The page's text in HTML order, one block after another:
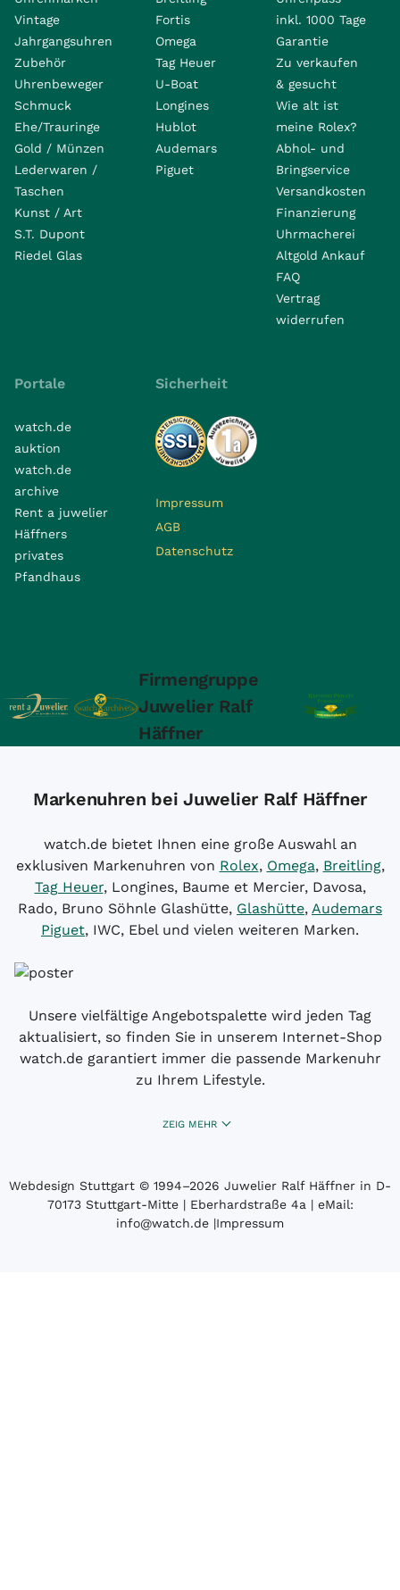
Vintage
Jahrgangsuhren
Zubehör
Uhrenbeweger
Schmuck
Ehe/Trauringe
Gold / Münzen
Lederwaren /
Taschen
Kunst / Art
S.T. Dupont
Riedel Glas
Fortis
Omega
Tag Heuer
U-Boat
Longines
Hublot
Audemars
Piguet
inkl. 1000 Tage
Garantie
Zu verkaufen
& gesucht
Wie alt ist
meine Rolex?
Abhol- und
Bringservice
Versandkosten
Finanzierung
Uhrmacherei
Altgold Ankauf
FAQ
Vertrag
widerrufen
Portale
watch.de
auktion
watch.de
archive
Rent a juwelier
Häffners
privates
Pfandhaus
Sicherheit
Impressum
AGB
Datenschutz
Firmengruppe
Juwelier Ralf
Häffner
Markenuhren bei Juwelier Ralf Häffner
watch.de bietet Ihnen eine große Auswahl an
exklusiven Markenuhren von Rolex, Omega, Breitling,
Tag Heuer, Longines, Baume et Mercier, Davosa,
Rado, Bruno Söhnle Glashütte, Glashütte, Audemars
Piguet, IWC, Ebel und vielen weiteren Marken.
Unsere vielfältige Angebotspalette wird jeden Tag
aktualisiert, so finden Sie in unserem Internet-Shop
watch.de garantiert immer die passende Markenuhr
zu Ihrem Lifestyle.
ZEIG MEHR
Webdesign Stuttgart © 1994­–2026 Juwelier Ralf Häffner in D-
70173 Stuttgart-Mitte | Eberhardstraße 4a | eMail:
info@watch.de |Impressum